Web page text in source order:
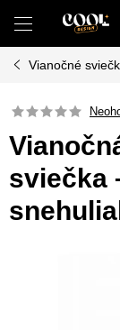
obsah
Vianočné
sviečka